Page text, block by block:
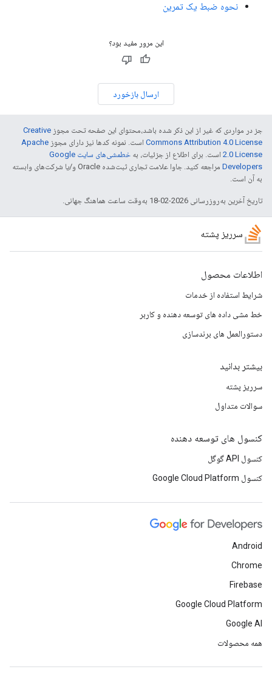
نحوه ضبط یک تمرین
این مرور مفید بود؟
ارسال بازخورد
جز در مواردی که غیر از این ذکر شده باشد،‌محتوای این صفحه تحت مجوز Creative
Commons Attribution 4.0 License است. نمونه کدها نیز دارای مجوز Apache
2.0 License است. برای اطلاع از جزئیات، به
خطمشی‌های سایت Google
Developers‏
مراجعه کنید. جاوا علامت تجاری ثبت‌شده Oracle و/یا شرکت‌های وابسته
به آن است.
تاریخ آخرین به‌روزرسانی 2026-02-18 به‌وقت ساعت هماهنگ جهانی.
سرریز پشته
اطلاعات محصول
شرایط استفاده از خدمات
خط مشی داده های توسعه دهنده و کاربر
دستورالعمل های برندسازی
بیشتر بدانید
سرریز پشته
سوالات متداول
کنسول های توسعه دهنده
کنسول API گوگل
کنسول Google Cloud Platform
Android
Chrome
Firebase
Google Cloud Platform
Google AI
همه محصولات